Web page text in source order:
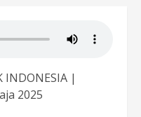
INDONESIA |
2025